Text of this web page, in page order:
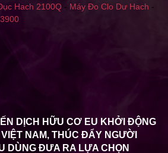
Hach 2100Q - Máy Đo Clo Dư Hach -
DỊCH HỮU CƠ EU KHỞI ĐỘNG
NAM, THÚC ĐẨY NGƯỜI
DÙNG ĐƯA RA LỰA CHỌN